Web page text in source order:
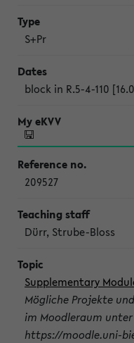
S+Pr
block in R.5-4-110
209527
Dürr, Strube-Bloss
Supplementary
Mögliche Projekte
im Moodleraum
https://moodle.uni-